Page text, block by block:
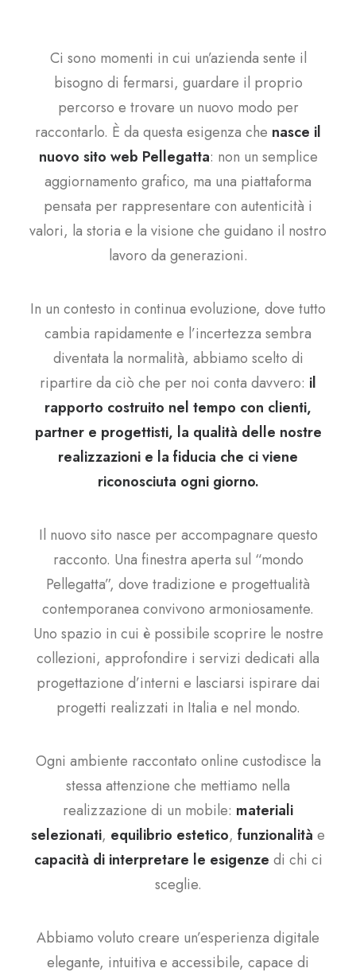
Ci sono momenti in cui un’azienda sente il
bisogno di fermarsi, guardare il proprio
percorso e trovare un nuovo modo per
raccontarlo. È da questa esigenza che nasce il
nuovo sito web Pellegatta: non un semplice
aggiornamento grafico, ma una piattaforma
pensata per rappresentare con autenticità i
valori, la storia e la visione che guidano il nostro
lavoro da generazioni.
In un contesto in continua evoluzione, dove tutto
cambia rapidamente e l’incertezza sembra
diventata la normalità, abbiamo scelto di
ripartire da ciò che per noi conta davvero: il
rapporto costruito nel tempo con clienti,
partner e progettisti, la qualità delle nostre
realizzazioni e la fiducia che ci viene
riconosciuta ogni giorno.
Il nuovo sito nasce per accompagnare questo
racconto. Una finestra aperta sul “mondo
Pellegatta”, dove tradizione e progettualità
contemporanea convivono armoniosamente.
Uno spazio in cui è possibile scoprire le nostre
collezioni, approfondire i servizi dedicati alla
progettazione d’interni e lasciarsi ispirare dai
progetti realizzati in Italia e nel mondo.
Ogni ambiente raccontato online custodisce la
stessa attenzione che mettiamo nella
realizzazione di un mobile: materiali
selezionati, equilibrio estetico, funzionalità e
capacità di interpretare le esigenze di chi ci
sceglie.
Abbiamo voluto creare un’esperienza digitale
elegante, intuitiva e accessibile, capace di